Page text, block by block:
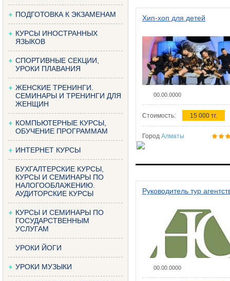
ПОДГОТОВКА К ЭКЗАМЕНАМ
КУРСЫ ИНОСТРАННЫХ
ЯЗЫКОВ
СПОРТИВНЫЕ СЕКЦИИ,
УРОКИ ПЛАВАНИЯ
ЖЕНСКИЕ ТРЕНИНГИ.
СЕМИНАРЫ И ТРЕНИНГИ ДЛЯ
ЖЕНЩИН
КОМПЬЮТЕРНЫЕ КУРСЫ,
ОБУЧЕНИЕ ПРОГРАММАМ
ИНТЕРНЕТ КУРСЫ
БУХГАЛТЕРСКИЕ КУРСЫ,
КУРСЫ И СЕМИНАРЫ ПО
НАЛОГООБЛАЖЕНИЮ.
АУДИТОРСКИЕ КУРСЫ
КУРСЫ И СЕМИНАРЫ ПО
ГОСУДАРСТВЕННЫМ
УСЛУГАМ
УРОКИ ЙОГИ
УРОКИ МУЗЫКИ
Хип-хоп для детей
00.00.0000
Стоимость: 15 000 тг.
Город Алматы
Руководитель тур
00.00.0000